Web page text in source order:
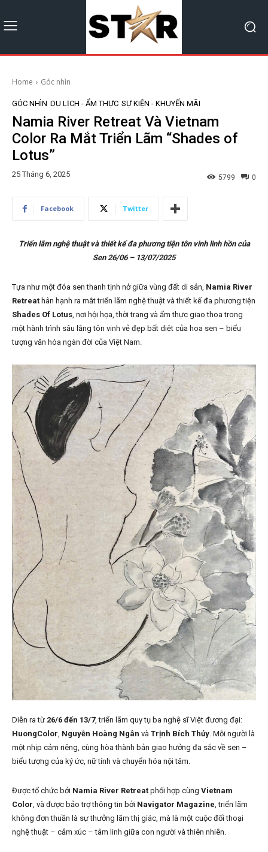
Home Góc nhìn
GÓC NHÌN DU LỊCH - ẨM THỰC SỰ KIỆN - KHUYẾN MÃI
Namia River Retreat Và Vietnam
Color Ra Mắt Triển Lãm “Shades of
Lotus”
25 Tháng 6, 2025 0
5799
Facebook Twitter
Triển lãm nghệ thuật và thiết kế đa phương tiện tôn vinh linh hồn của
Sen 26/06 – 13/07/2025
Tựa như một đóa sen thanh tịnh nở giữa vùng đất di sản, Namia River
Retreat hân hạnh ra mắt triển lãm nghệ thuật và thiết kế đa phương tiện
Shades Of Lotus, nơi hội họa, thời trang và ẩm thực giao thoa trong
một hành trình sâu lắng tôn vinh vẻ đẹp bất diệt của hoa sen – biểu
tượng văn hóa ngàn đời của Việt Nam.
Diễn ra từ 26/6 đến 13/7, triển lãm quy tụ ba nghệ sĩ Việt đương đại:
HuongColor, Nguyễn Hoàng Ngân và Trịnh Bích Thủy. Mỗi người là
một nhịp cảm riêng, cùng hòa thành bản giao hưởng đa sắc về sen –
biểu tượng của ký ức, nữ tính và chuyển hóa nội tâm.
Được tổ chức bởi Namia River Retreat phối hợp cùng Vietnam
Color, và được bảo trợ thông tin bởi Navigator Magazine, triển lãm
không đơn thuần là sự thưởng lãm thị giác, mà là một cuộc đối thoại
nghệ thuật – cảm xúc – tâm linh giữa con người và thiên nhiên.